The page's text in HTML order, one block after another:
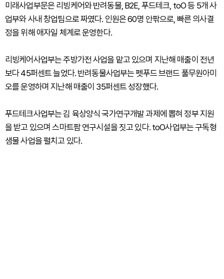
미래사업부문은 리빙케어와 반려동물, B2E, 푸드테크, toO 등 5개 사
업부와 사내 창업팀으로 짜였다. 인원은 60명 안팎으로, 빠른 의사결
정을 위해 애자일 체계로 운영한다.
리빙케어사업부는 주방가전 사업을 맡고 있으며 지난해 매출이 전년
보다 45퍼센트 늘었다. 반려동물사업부는 펫푸드 브랜드 풀무원아미
오를 운영하며 지난해 매출이 35퍼센트 성장했다.
푸드테크사업부는 김 육상양식 국가연구개발 과제에 뽑혀 정부 지원
을 받고 있으며 스마트팜 연구시설을 짓고 있다. toO사업부는 구독형
샘물 사업을 펼치고 있다.